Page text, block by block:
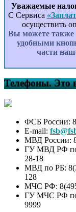
Уважаемые
С Сервиса
осуществить
Вы можете также
удобными
части
Телефоны. Это
ФСБ России:
E-mail:
МВД России:
ГУ МВД РФ
28-18
МВД по РБ:
128
МЧС РФ:
ГУ МЧС РФ по
9999